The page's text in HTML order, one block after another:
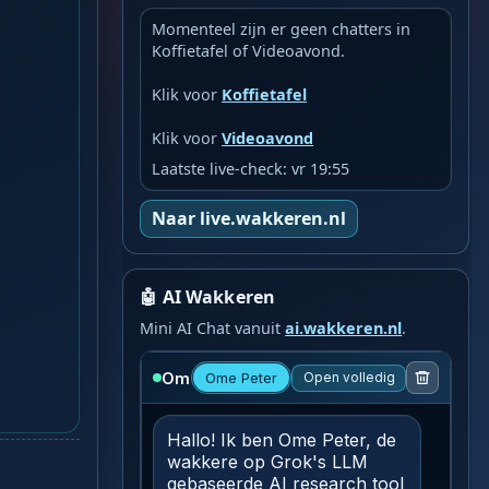
Momenteel zijn er geen chatters in
Koffietafel of Videoavond.
Klik voor Koffietafel
Klik voorVideoavond
Laatste live-check: vr 19:55
Naar live.wakkeren.nl
🤖 AI Wakkeren
Mini AI Chat vanuitai.wakkeren.nl.